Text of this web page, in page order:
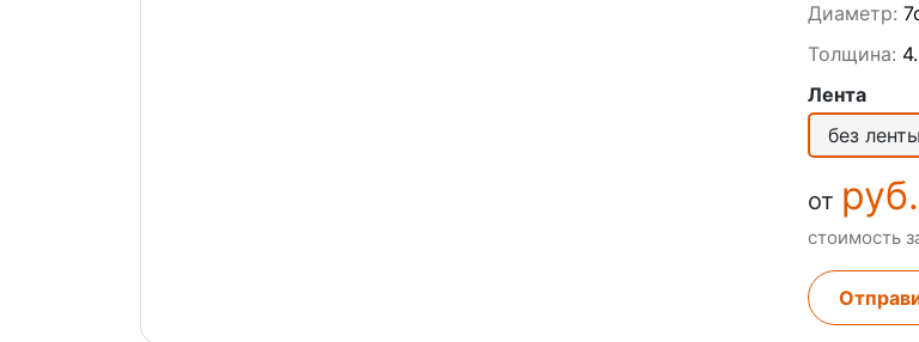
Диаметр:
Толщина:
Лента
без ленты
от руб.
стоимость